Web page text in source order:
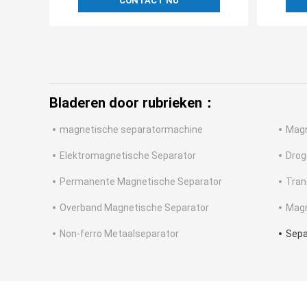
Bladeren door rubrieken：
magnetische separatormachine
Elektromagnetische Separator
Permanente Magnetische Separator
Overband Magnetische Separator
Non-ferro Metaalseparator